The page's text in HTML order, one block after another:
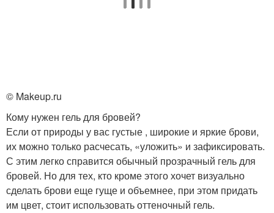
© Makeup.ru
Кому нужен гель для бровей?
Если от природы у вас густые , широкие и яркие брови,
их можно только расчесать, «уложить» и зафиксировать.
С этим легко справится обычный прозрачный гель для
бровей. Но для тех, кто кроме этого хочет визуально
сделать брови еще гуще и объемнее, при этом придать
им цвет, стоит использовать оттеночный гель.